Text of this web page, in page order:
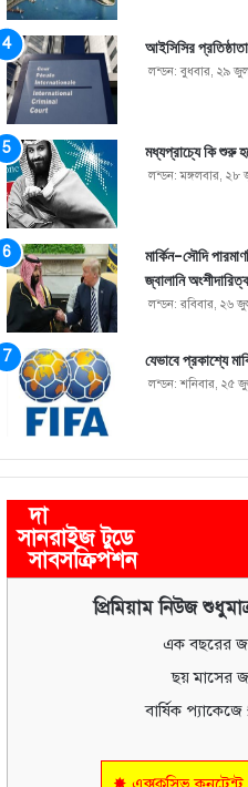
আইসিসির
লন্ডন: বুধবার, ২৯
মধ্যপ্রাচ্যে কি শুরু
লন্ডন: মঙ্গলবার, ২৮
মার্কিন-সৌদি
জ্বালানি অংশীদারিত্ব
লন্ডন: রবিবার, ২৬
যেভাবে প্রকাশ্যে
লন্ডন: শনিবার, ২৫
দা
সানরাইজ টুডে
সাবসক্রিপশন
প্রিমিয়াম নিউজ
এক বছরের
ছয় মাসের
বার্ষিক